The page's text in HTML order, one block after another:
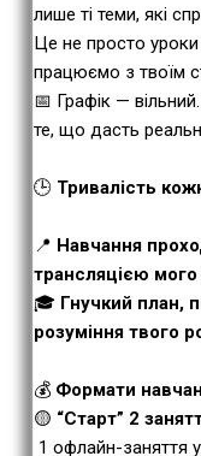
лише ті теми, які
Це не просто
працюємо з твоїм
📅 Графік —
те, що дасть
🕒 Тривалість
📍 Навчання
трансляцією мого
🎓 Гнучкий план,
розуміння твого
💰 Формати
🟡 “Старт” 2
1 офлайн-заняття